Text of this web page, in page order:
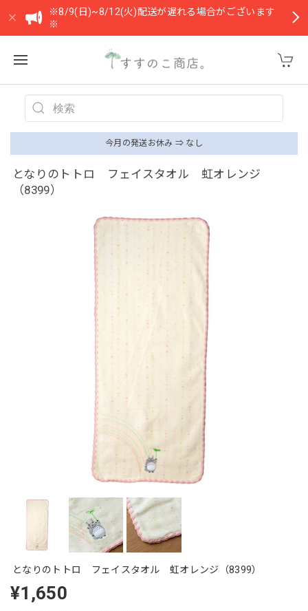
※8/9(日)~8/12(火)配送が遅れる場合がございます
※
今月の発送お休み ⇒ なし
となりのトトロ フェイスタオル 虹オレンジ
（8399）
となりのトトロ フェイスタオル 虹オレンジ（8399）
¥1,650